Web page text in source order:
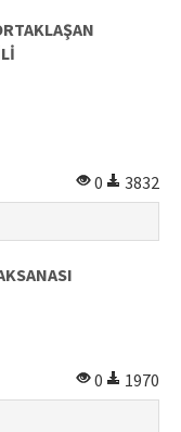
0
3832
0
1970